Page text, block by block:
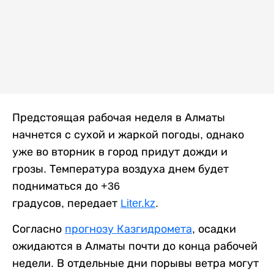
Предстоящая рабочая неделя в Алматы
начнется с сухой и жаркой погоды, однако
уже во вторник в город придут дожди и
грозы. Температура воздуха днем будет
подниматься до +36
градусов, передает Liter.kz.
Согласно прогнозу Казгидромета, осадки
ожидаются в Алматы почти до конца рабочей
недели. В отдельные дни порывы ветра могут